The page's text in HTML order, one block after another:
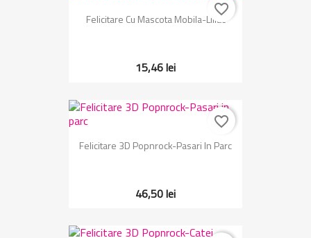
Felicitare Cu Mascota Mobila-Liliac
15,46 lei
favorite_border
Felicitare 3D Popnrock-Pasari In Parc
46,50 lei
favorite_border